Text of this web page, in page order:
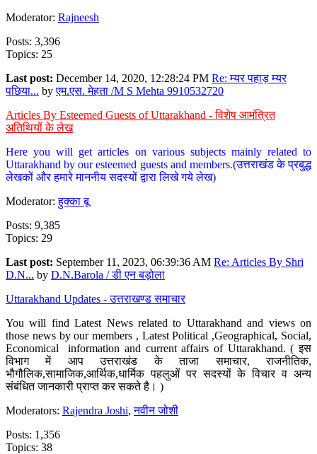
Moderator: Rajneesh
Posts: 3,396
Topics: 25
Last post: December 14, 2020, 12:28:24 PM Re: म्यर पहाड़ म्यर
पछिया... byएम.एस. मेहता /M S Mehta 9910532720
Articles By Esteemed Guests of Uttarakhand - विशेष आमंत्रित
अतिथियों के लेख
Here you will get articles on various subjects mainly related to
Uttarakhand by our esteemed guests and members.(उत्तराखंड के प्रबुद्ध
लेखकों और हमारे माननीय सदस्यों द्वारा लिखे गये लेख)
Moderator:हुक्का बू
Posts: 9,385
Topics: 29
Last post: September 11, 2023, 06:39:36 AM Re: Articles By Shri
D.N... by D.N.Barola / डी एन बड़ोला
Uttarakhand Updates - उत्तराखण्ड समाचार
You will find Latest News related to Uttarakhand and views on
those news by our members , Latest Political ,Geographical, Social,
Economical information and current affairs of Uttarakhand. ( इस
विभाग में आप उत्तराखंड के ताजा समाचार, राजनीतिक,
भौगौलिक,सामाजिक,आर्थिक,धार्मिक पहलुओं पर सदस्यों के विचार व अन्य
संबंधित जानकारी प्राप्त कर सकते है। )
Moderators: Rajendra Joshi,नवीन जोशी
Posts: 1,356
Topics: 38